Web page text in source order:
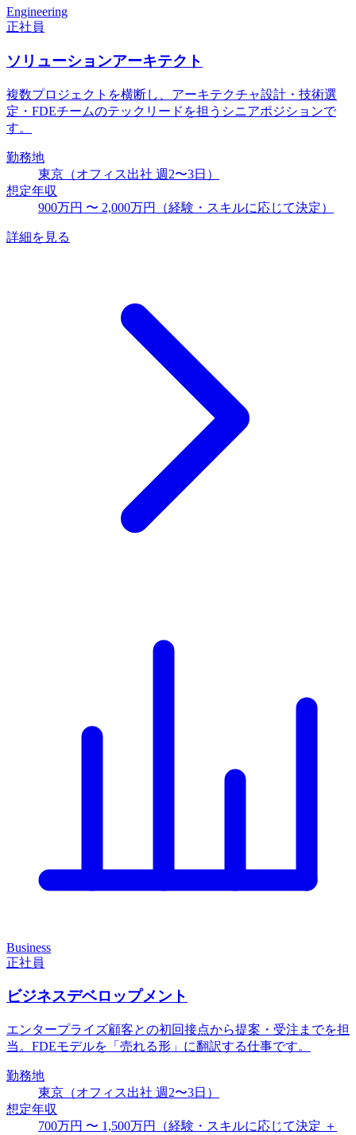
Engineering
正社員
ソリューションアーキテクト
複数プロジェクトを横断し、アーキテクチャ設計・技術選
定・FDEチームのテックリードを担うシニアポジションで
す。
勤務地
東京（オフィス出社 週2〜3日）
想定年収
900万円 〜 2,000万円（経験・スキルに応じて決定）
詳細を見る
Business
正社員
ビジネスデベロップメント
エンタープライズ顧客との初回接点から提案・受注までを担
当。FDEモデルを「売れる形」に翻訳する仕事です。
勤務地
東京（オフィス出社 週2〜3日）
想定年収
700万円 〜 1,500万円（経験・スキルに応じて決定 ＋